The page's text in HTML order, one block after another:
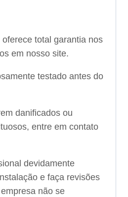
total garantia nos
em nosso site.
testado antes do
danificados ou
entre em contato
devidamente
e faça revisões
não se